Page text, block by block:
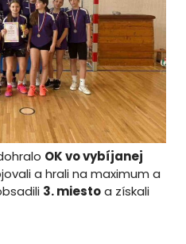
OK vo vybíjanej
a hrali na maximum a
3. miestoa získali